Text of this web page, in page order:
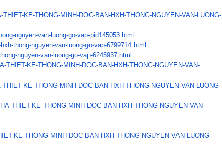
THIET-KE-THONG-MINH-DOC-BAN-HXH-THONG-NGUYEN-VAN- LUONG-
nguyen-van-luong-go-vap-pid145053.html
hxh-thong-nguyen-van- luong-go-vap-6799714.html
nguyen-van-luong-go-vap-6245937.html
THIET-KE-THONG-MINH-DOC-BAN-HXH-THONG-NGUYEN-VAN-
THIET-KE-THONG-MINH-DOC-BAN-HXH-THONG-NGUYEN-VAN- LUONG-
THIET-KE-THONG-MINH-DOC-BAN-HXH-THONG-NGUYEN-VAN-
KE-THONG-MINH-DOC-BAN-HXH-THONG-NGUYEN-VAN- LUONG-